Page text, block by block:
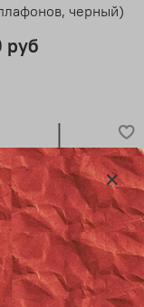
черный)
руб